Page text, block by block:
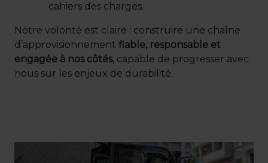
cahiers des charges.
Notre volonté est claire : construire une chaîne
d’approvisionnement fiable, responsable et
engagée à nos côtés, capable de progresser avec
nous sur les enjeux de durabilité.